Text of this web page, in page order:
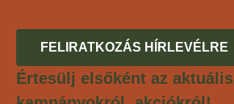
FELIRATKOZÁS HÍRLEVÉLRE
Értesülj elsőként az aktuális